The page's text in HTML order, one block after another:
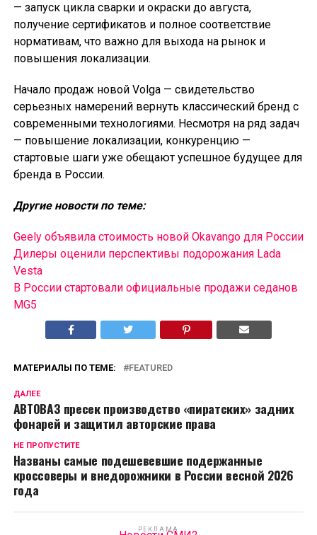
— запуск цикла сварки и окраски до августа,
получение сертификатов и полное соответствие
нормативам, что важно для выхода на рынок и
повышения локализации.
Начало продаж новой Volga — свидетельство
серьезных намерений вернуть классический бренд с
современными технологиями. Несмотря на ряд задач
— повышение локализации, конкуренцию —
стартовые шаги уже обещают успешное будущее для
бренда в России.
Другие новости по теме:
Geely объявила стоимость новой Okavango для России
Дилеры оценили перспективы подорожания Lada
Vesta
В России cтартовали официальные продажи седанов
MG5
МАТЕРИАЛЫ ПО ТЕМЕ: FEATURED
ДАЛЕЕ
АВТОВАЗ пресек производство «пиратских» задних
фонарей и защитил авторские права
НЕ ПРОПУСТИТЕ
Названы самые подешевевшие подержанные
кроссоверы и внедорожники в России весной 2026
года
РЕКЛАМА